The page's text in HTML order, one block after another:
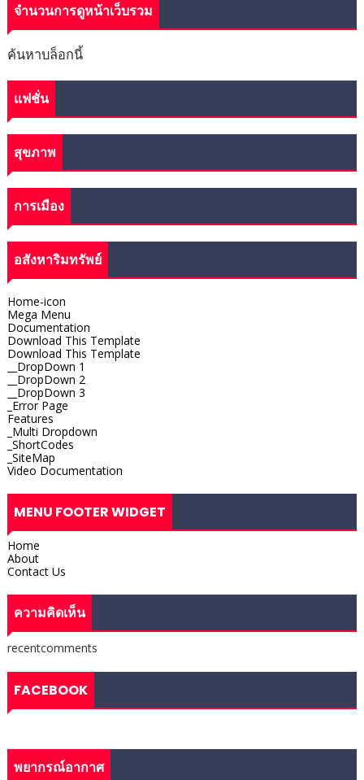
จำนวนการดูหน้าเว็บรวม
ค้นหาบล็อกนี้
แฟชั่น
สุขภาพ
การเมือง
อสังหาริมทรัพย์
Home-icon
Mega Menu
Documentation
Download This Template
Download This Template
__DropDown 1
__DropDown 2
__DropDown 3
_Error Page
Features
_Multi Dropdown
_ShortCodes
_SiteMap
Video Documentation
MENU FOOTER WIDGET
Home
About
Contact Us
ความคิดเห็น
recentcomments
FACEBOOK
พยากรณ์อากาศ